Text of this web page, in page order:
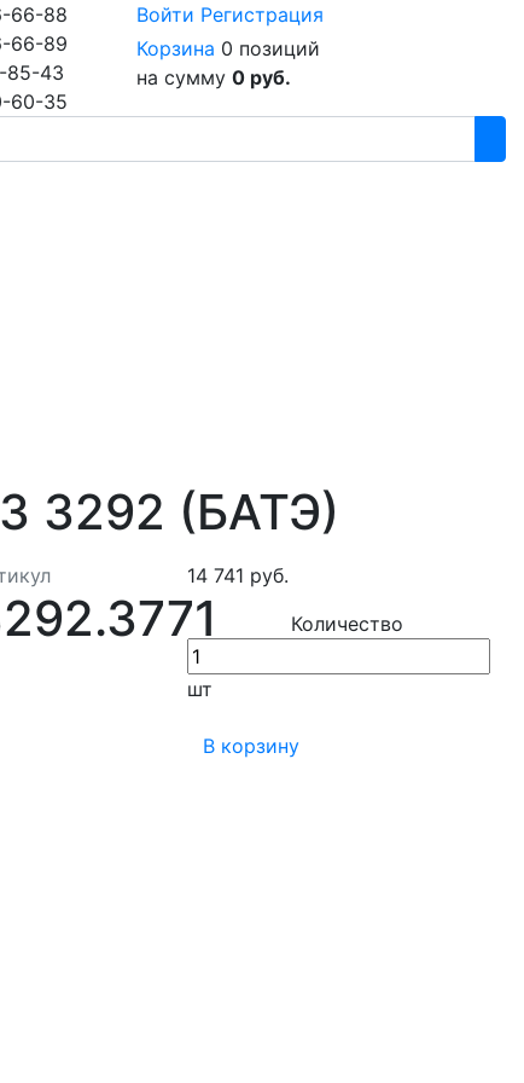
66-88
66-89
85-43
60-35
Войти Регистрация
Корзина 0 позиций
на сумму 0 руб.
3292 (БАТЭ)
14 741 руб.
Количество
шт
В корзину